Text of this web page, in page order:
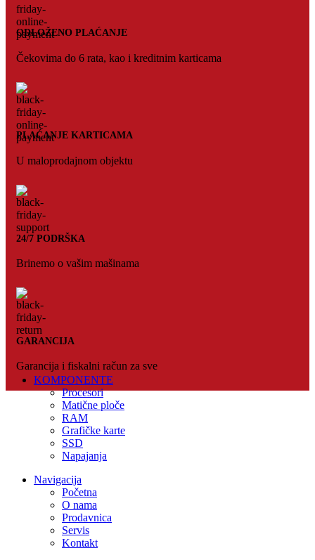
ODLOŽENO PLAĆANJE
Čekovima do 6 rata, kao i kreditnim karticama
PLAĆANJE KARTICAMA
U maloprodajnom objektu
24/7 PODRŠKA
Brinemo o vašim mašinama
GARANCIJA
Garancija i fiskalni račun za sve
KOMPONENTE
Procesori
Matične ploče
RAM
Grafičke karte
SSD
Napajanja
Navigacija
Početna
O nama
Prodavnica
Servis
Kontakt